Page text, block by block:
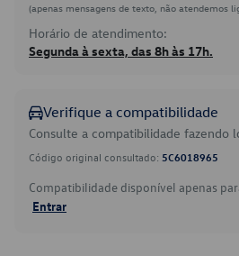
(apenas mensagens de texto, não atendemos
Horário de atendimento:
Segunda à sexta, das 8h às 17h.
Verifique a compatibilidade
Consulte a compatibilidade fazendo
Código original consultado: 5C6018965
Compatibilidade disponível apenas
Entrar